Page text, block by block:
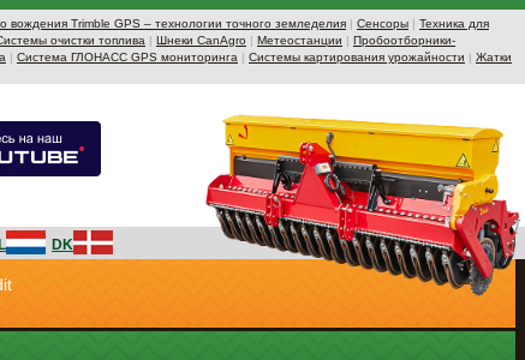
вождения Trimble GPS – технологии точного земледелия | Сенсоры | Техника для
очистки топлива | Шнеки CanAgro | Метеостанции | Пробоотборники-
| Система ГЛОНАСС GPS мониторинга | Системы картирования урожайности | Жатки
DK